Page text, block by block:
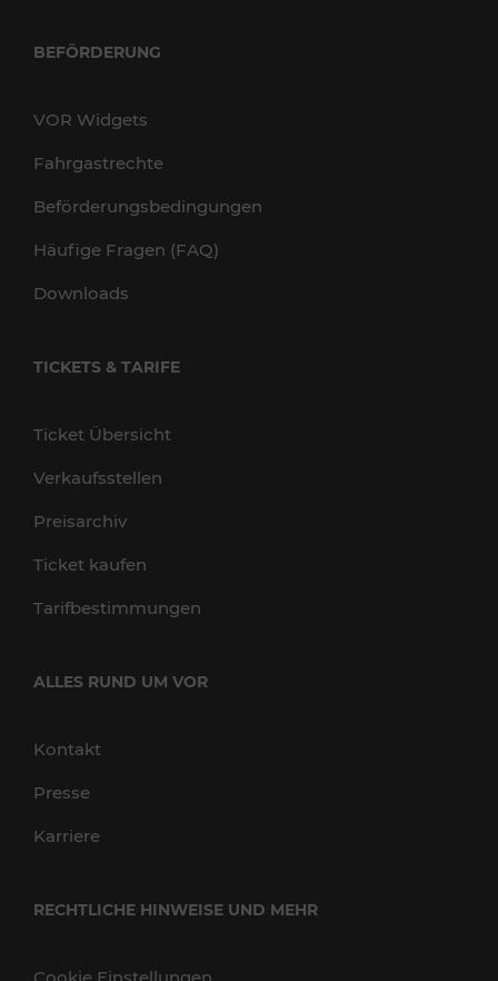
BEFÖRDERUNG
VOR Widgets
Fahrgastrechte
Beförderungsbedingungen
Häufige Fragen (FAQ)
Downloads
TICKETS & TARIFE
Ticket Übersicht
Verkaufsstellen
Preisarchiv
Ticket kaufen
Tarifbestimmungen
ALLES RUND UM VOR
Kontakt
Presse
Karriere
RECHTLICHE HINWEISE UND MEHR